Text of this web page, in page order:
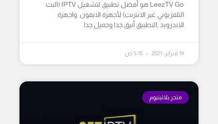
LeezTV Go هو أفضل تطبيق لتشغيل IPTV (البث
التلفزيوني عبر الانترنت) لأجهزة الايفون واجهزة
الاندرويد ,التطبيق أنيق جدا وجميل جدا
19 فبراير، 2021
متجر بلاتينيوم